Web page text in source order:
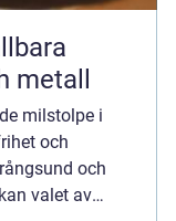
metall
milstolpe i
och
och
valet av